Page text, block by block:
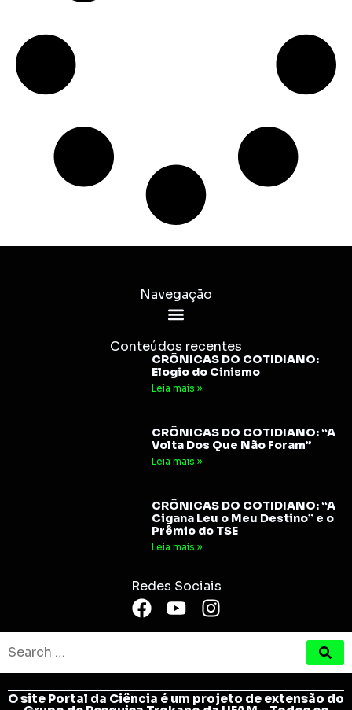
Navegação
Conteúdos recentes
CRÔNICAS DO COTIDIANO:
Elogio do Cinismo
Leia mais »
CRÔNICAS DO COTIDIANO: “A
Volta Dos Que Não Foram”
Leia mais »
CRÔNICAS DO COTIDIANO: “A
Cigana Leu o Meu Destino” e o
Prêmio do TSE
Leia mais »
Redes Sociais
O site Portal da Ciência é um projeto de extensão do